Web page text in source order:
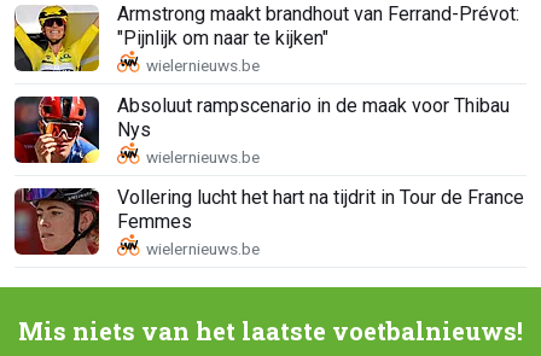
Armstrong maakt brandhout van Ferrand-Prévot:
"Pijnlijk om naar te kijken"
Absoluut rampscenario in de maak voor Thibau
Nys
Vollering lucht het hart na tijdrit in Tour de France
Femmes
Mis niets van het laatste voetbalnieuws!